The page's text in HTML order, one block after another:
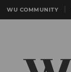
WU COMMUNITY